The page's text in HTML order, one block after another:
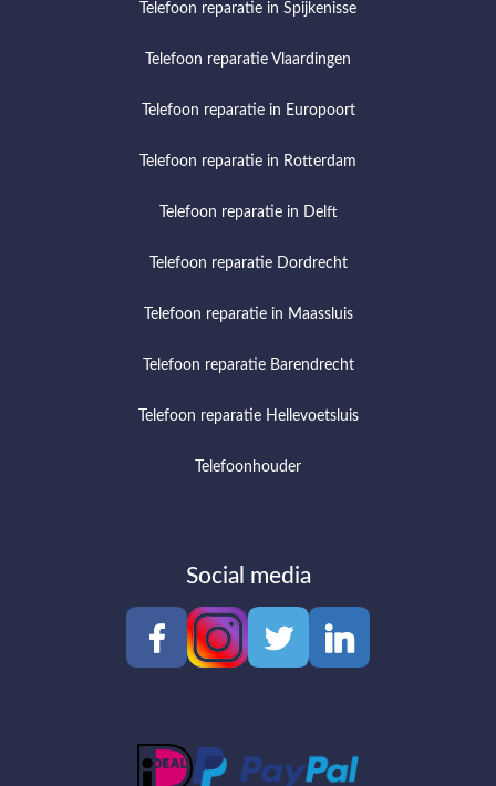
Telefoon reparatie in Spijkenisse
Telefoon reparatie Vlaardingen
Telefoon reparatie in Europoort
Telefoon reparatie in Rotterdam
Telefoon reparatie in Delft
Telefoon reparatie Dordrecht
Telefoon reparatie in Maassluis
Telefoon reparatie Barendrecht
Telefoon reparatie Hellevoetsluis
Telefoonhouder
Social media